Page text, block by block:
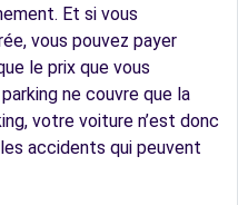
Et si vous
vous pouvez payer
le prix que vous
ne couvre que la
votre voiture n’est donc
accidents qui peuvent